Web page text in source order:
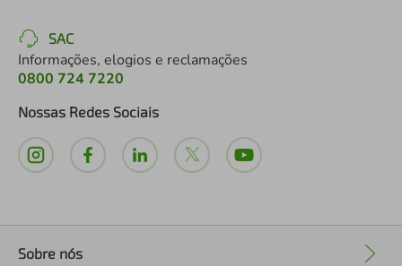
SAC
Informações, elogios e reclamações
0800 724 7220
Nossas Redes Sociais
Sobre nós